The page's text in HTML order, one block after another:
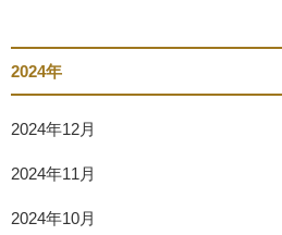
2024年
2024年12月
2024年11月
2024年10月